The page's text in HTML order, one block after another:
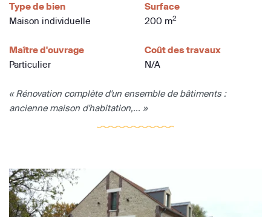
Type de bien
Maison individuelle
Surface
200 m2
Maître d'ouvrage
Particulier
Coût des travaux
N/A
« Rénovation complète d'un ensemble de bâtiments :
ancienne maison d'habitation,... »